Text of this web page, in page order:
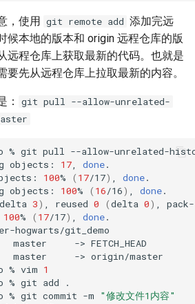
，使用 git remote add 添加完远
候本地的版本和 origin 远程仓库的版
远程仓库上获取最新的代码。也就是
要先从远程仓库上拉取最新的内容。
：
git pull --allow-unrelated-
% git pull --allow-unrelated-
objects: 17, done.
100% ( 17/17) , done.
objects: 100% ( 16/16) , done.
delta 3) , reused 0 (delta 0) ,
100% ( 17/17) , done.
master ->
master -> origin/master
% vim 1
% git add
.
% git commit -m
"修改文件1内容"